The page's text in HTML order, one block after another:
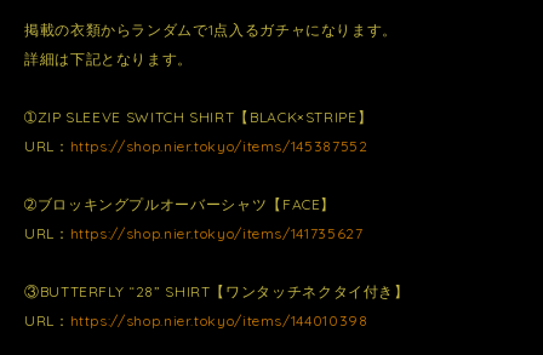
掲載の衣類からランダムで1点入るガチャになります。
詳細は下記となります。
➀ZIP SLEEVE SWITCH SHIRT【BLACK×STRIPE】
URL： https://shop.nier.tokyo/items/145387552
➁ブロッキングプルオーバーシャツ【FACE】
URL： https://shop.nier.tokyo/items/141735627
③BUTTERFLY “28” SHIRT【ワンタッチネクタイ付き】
URL： https://shop.nier.tokyo/items/144010398